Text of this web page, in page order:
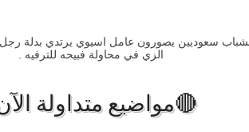
لشباب سعوديين يصورون عامل اسيوي يرتدي بدلة
الزي في محاولة فبيحه للترفيه .
🔴مواضيع متداولة